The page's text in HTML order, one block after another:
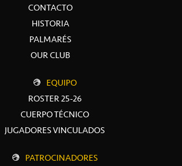
CONTACTO
HISTORIA
PALMARÉS
OUR CLUB
EQUIPO
ROSTER 25-26
CUERPO TÉCNICO
JUGADORES VINCULADOS
PATROCINADORES